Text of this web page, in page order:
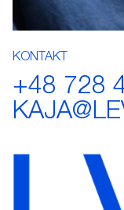
KONTAKT
+48 728